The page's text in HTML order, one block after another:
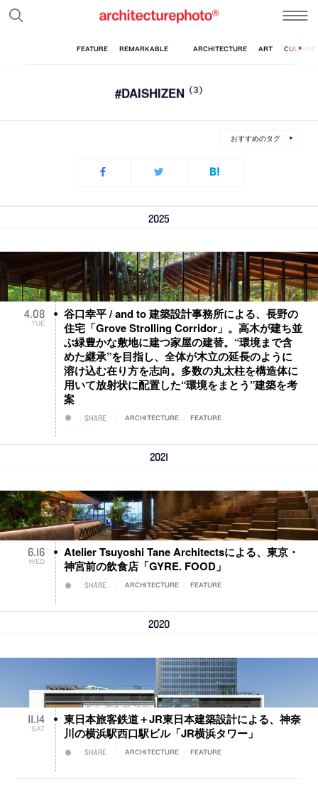
#DAISHIZEN (3)
おすすめのタグ
2025
4.08
TUE
谷口幸平 / and to 建築設計事務所による、長野の
住宅「Grove Strolling Corridor」。高木が建ち並
ぶ緑豊かな敷地に建つ家屋の建替。“環境まで含
めた継承”を目指し、全体が木立の延長のように
溶け込む在り方を志向。多数の丸太柱を構造体に
用いて放射状に配置した“環境をまとう”建築を考
案
SHARE ARCHITECTURE FEATURE
2021
6.16
WED
Atelier Tsuyoshi Tane Architectsによる、東京・
神宮前の飲食店「GYRE. FOOD」
SHARE ARCHITECTURE FEATURE
2020
11.14
SAT
東日本旅客鉄道＋JR東日本建築設計による、神奈
川の横浜駅西口駅ビル「JR横浜タワー」
SHARE ARCHITECTURE FEATURE